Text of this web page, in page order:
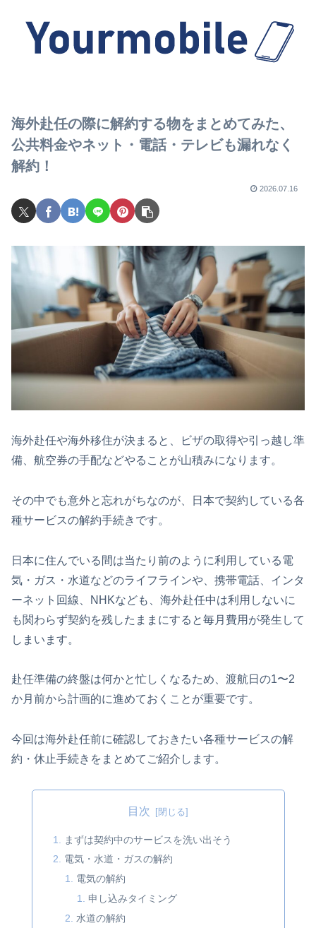
海外赴任の際に解約する物をまとめてみた、
公共料金やネット・電話・テレビも漏れなく
解約！
2026.07.16
海外赴任や海外移住が決まると、ビザの取得や引っ越し準
備、航空券の手配などやることが山積みになります。
その中でも意外と忘れがちなのが、日本で契約している各
種サービスの解約手続きです。
日本に住んでいる間は当たり前のように利用している電
気・ガス・水道などのライフラインや、携帯電話、インタ
ーネット回線、NHKなども、海外赴任中は利用しないに
も関わらず契約を残したままにすると毎月費用が発生して
しまいます。
赴任準備の終盤は何かと忙しくなるため、渡航日の1〜2
か月前から計画的に進めておくことが重要です。
今回は海外赴任前に確認しておきたい各種サービスの解
約・休止手続きをまとめてご紹介します。
目次
まずは契約中のサービスを洗い出そう
電気・水道・ガスの解約
電気の解約
申し込みタイミング
水道の解約